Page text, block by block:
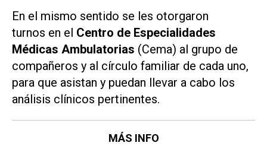
En el mismo sentido se les otorgaron
turnos en el Centro de Especialidades
Médicas Ambulatorias (Cema) al grupo de
compañeros y al círculo familiar de cada uno,
para que asistan y puedan llevar a cabo los
análisis clínicos pertinentes.
MÁS INFO